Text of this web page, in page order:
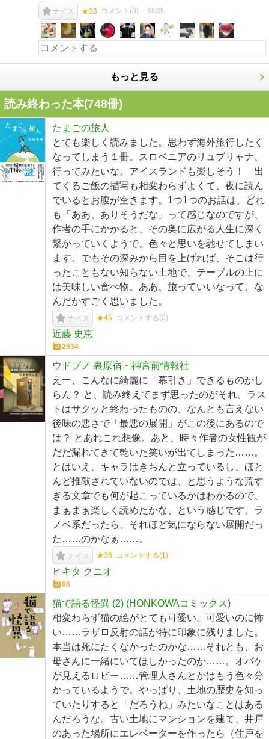
ナイス ★33 コメント(0) 08/05
もっと見る
読み終わった本(748冊)
たまごの旅人
とても楽しく読みました。思わず海外旅行したく
なってしまう１冊。スロベニアのリュブリャナ、
行ってみたいな。アイスランドも楽しそう！ 出
てくるご飯の描写も相変わらずよくて、夜に読ん
でいるとお腹が空きます。1つ1つのお話は、どれ
も「ああ、ありそうだな」って感じなのですが、
作者の手にかかると、その奥に広がる人生に深く
繋がっていくようで。色々と思いを馳せてしまい
ます。でもその深みから目を上げれば、そこは行
ったこともない知らない土地で、テーブルの上に
は美味しい食べ物。ああ、旅っていいなって、な
んだかすごく思いました。
ナイス ★45 コメントする(0)
近藤 史恵
2534
ウドブノ 裏原宿・神宮前情報社
えー、こんなに綺麗に「幕引き」できるものかし
らん？ と、読み終えてまず思ったのがそれ。ラス
トはサクッと終わったものの、なんとも言えない
後味の悪さで「最悪の展開」がこの後にあるので
は？ とあれこれ想像。あと、時々作者の女性観が
だだ漏れてきて乾いた笑いが出てしまった……。
とはいえ、キャラはきちんと立っているし、ほと
んど推敲されていないのでは、と思うような荒す
ぎる文章でも何が起こっているかはわかるので、
まぁまぁ楽しく読めたかな、という感じです。ラ
ノベ系だったら、それほど気にならない展開だっ
た……のかなぁ……。
ナイス ★38 コメントする(1)
ヒキタ クニオ
66
猫で語る怪異 (2) (HONKOWAコミックス)
相変わらず猫の絵がとても可愛い。可愛いのに怖
い……ラザロ反射の話が特に印象に残りました。
本当は死にたくなかったのかな……それとも、お
母さんに一緒にいてほしかったのか……。オバケ
が見えるロビー……管理人さんとかはもう色々分
かっているようで。やっぱり、土地の歴史を知っ
ていたりすると「だろうね」みたいなことはある
んだろうな。古い土地にマンションを建て、井戸
のあった場所にエレベーターを作ったら（住戸を